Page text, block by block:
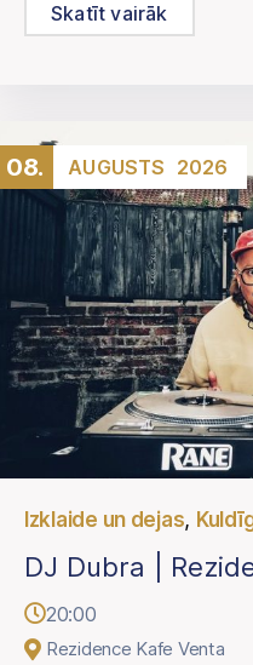
Skatīt vairāk
08. AUGUSTS 2026
Izklaide un dejas,
DJ Dubra |
20:00
Rezidence Kafe Venta